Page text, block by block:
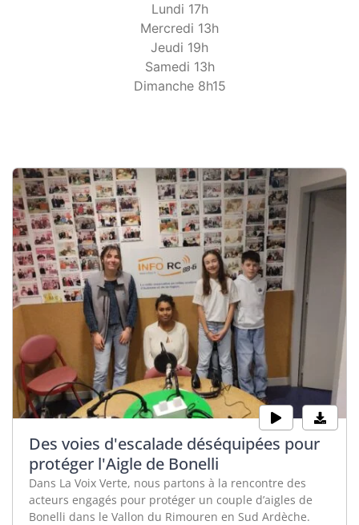
Lundi 17h
Mercredi 13h
Jeudi 19h
Samedi 13h
Dimanche 8h15
Des voies d'escalade déséquipées pour
protéger l'Aigle de Bonelli
Dans La Voix Verte, nous partons à la rencontre des
acteurs engagés pour protéger un couple d’aigles de
Bonelli dans le Vallon du Rimouren en Sud Ardèche.